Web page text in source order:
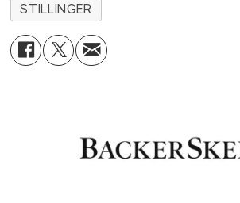
STILLINGER